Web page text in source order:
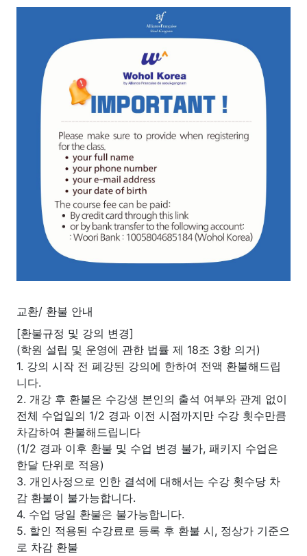
교환/ 환불 안내
[환불규정 및 강의 변경]
(학원 설립 및 운영에 관한 법률 제 18조 3항 의거)
1. 강의 시작 전 폐강된 강의에 한하여 전액 환불해드립
니다.
2. 개강 후 환불은 수강생 본인의 출석 여부와 관계 없이
전체 수업일의 1/2 경과 이전 시점까지만 수강 횟수만큼
차감하여 환불해드립니다
(1/2 경과 이후 환불 및 수업 변경 불가, 패키지 수업은
한달 단위로 적용)
3. 개인사정으로 인한 결석에 대해서는 수강 횟수당 차
감 환불이 불가능합니다.
4. 수업 당일 환불은 불가능합니다.
5. 할인 적용된 수강료로 등록 후 환불 시, 정상가 기준으
로 차감 환불